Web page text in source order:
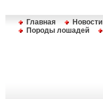
Главная
Новости
Породы лошадей